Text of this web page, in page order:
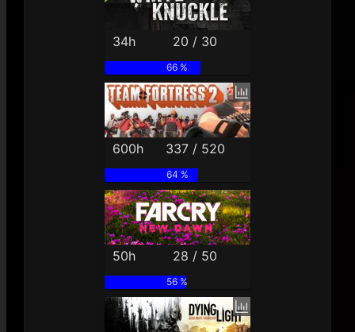
34h 20 / 30
66 %
600h 337 / 520
64 %
50h 28 / 50
56 %